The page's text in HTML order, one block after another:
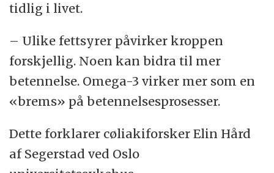
tidlig i livet.
– Ulike fettsyrer påvirker kroppen
forskjellig. Noen kan bidra til mer
betennelse. Omega-3 virker mer som en
«brems» på betennelsesprosesser.
Dette forklarer cøliakiforsker Elin Hård
af Segerstad ved Oslo